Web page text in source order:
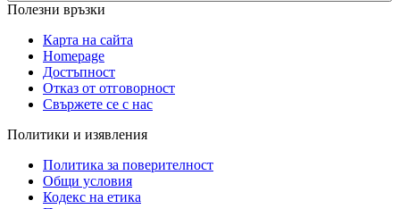
Полезни връзки
Карта на сайта
Homepage
Достъпност
Отказ от отговорност
Свържете се с нас
Политики и изявления
Политика за поверителност
Общи условия
Кодекс на етика